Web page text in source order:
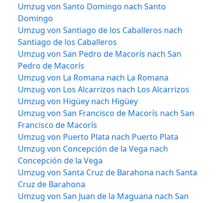
Umzug von Santo Domingo nach Santo
Domingo
Umzug von Santiago de los Caballeros nach
Santiago de los Caballeros
Umzug von San Pedro de Macorís nach San
Pedro de Macorís
Umzug von La Romana nach La Romana
Umzug von Los Alcarrizos nach Los Alcarrizos
Umzug von Higüey nach Higüey
Umzug von San Francisco de Macorís nach San
Francisco de Macorís
Umzug von Puerto Plata nach Puerto Plata
Umzug von Concepción de la Vega nach
Concepción de la Vega
Umzug von Santa Cruz de Barahona nach Santa
Cruz de Barahona
Umzug von San Juan de la Maguana nach San